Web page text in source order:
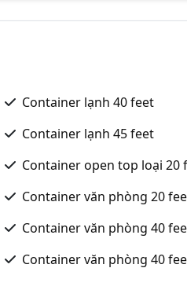
Container lạnh 40 feet
Container lạnh 45 feet
Container open top loại 20
Container văn phòng 20
Container văn phòng 40
Container văn phòng 40